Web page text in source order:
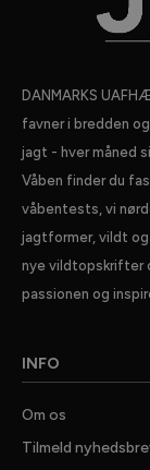
DANMARKS
favner i bredden
jagt - hver måned
Våben finder du
våbentests, vi
jagtformer, vildt
nye vildtopskrifter
passionen og
INFO
Om os
Tilmeld